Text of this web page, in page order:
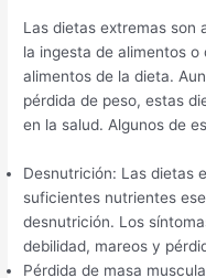
Las dietas extremas son
la ingesta de alimentos
alimentos de la dieta.
pérdida de peso, estas
en la salud. Algunos de
Desnutrición: Las dietas
suficientes nutrientes
desnutrición. Los
debilidad, mareos y
Pérdida de masa